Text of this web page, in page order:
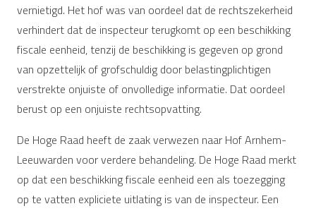
vernietigd. Het hof was van oordeel dat de rechtszekerheid
verhindert dat de inspecteur terugkomt op een beschikking
fiscale eenheid, tenzij de beschikking is gegeven op grond
van opzettelijk of grofschuldig door belastingplichtigen
verstrekte onjuiste of onvolledige informatie. Dat oordeel
berust op een onjuiste rechtsopvatting.
De Hoge Raad heeft de zaak verwezen naar Hof Arnhem-
Leeuwarden voor verdere behandeling. De Hoge Raad merkt
op dat een beschikking fiscale eenheid een als toezegging
op te vatten expliciete uitlating is van de inspecteur. Een